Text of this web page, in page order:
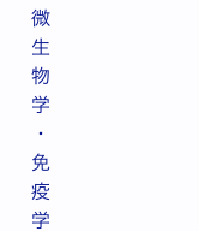
微
生
物
学
・
免
疫
学